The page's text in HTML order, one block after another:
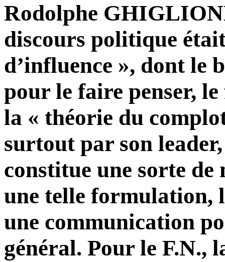
Rodolphe
discours politique
d’influence », dont le
pour le faire penser,
la « théorie du
surtout par son
constitue une sorte
une telle formulation,
une communication
général. Pour le F.N.,